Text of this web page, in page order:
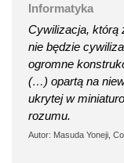
Informatyka
Cywilizacja, którą
nie będzie
ogromne
(…) opartą na
ukrytej w
rozumu.
Autor: Masuda Yoneji,